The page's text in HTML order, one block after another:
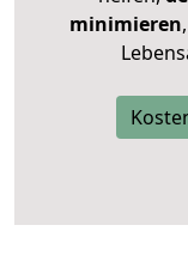
minimieren